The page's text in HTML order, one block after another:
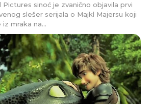
Pictures sinoć je zvanično objavila prvi
slešer serijala o Majkl Majersu koji
mraka na...